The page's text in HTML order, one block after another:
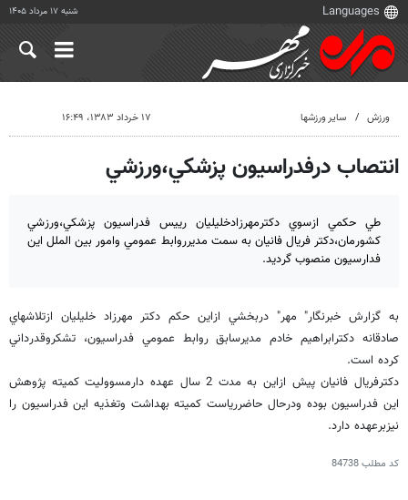
شنبه ۱۷ مرداد ۱۴۰۵
ورزش سایر ورزشها ۱۷ خرداد ۱۳۸۳، ۱۶:۴۹
انتصاب درفدراسيون پزشكي،ورزشي
طي حكمي ازسوي دكترمهرزادخليليان رييس فدراسيون پزشكي،ورزشي
كشورمان،دكتر فريال فانيان به سمت مديرروابط عمومي وامور بين الملل اين
فدارسيون منصوب گرديد.
به گزارش خبرنگار" مهر" دربخشي ازاين حكم دكتر مهرزاد خليليان ازتلاشهاي
صادقانه دكترابراهيم خادم مديرسابق روابط عمومي فدراسيون، تشكروقدرداني
كرده است.
دكترفريال فانيان پيش ازاين به مدت 2 سال عهده دارمسووليت كميته پژوهش
اين فدراسيون بوده ودرحال حاضررياست كميته بهداشت وتغذيه اين فدراسيون را
نيزبرعهده دارد.
کد مطلب84738